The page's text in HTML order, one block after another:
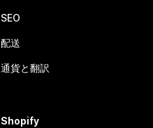
SEO
配送
通貨と翻訳
Shopify